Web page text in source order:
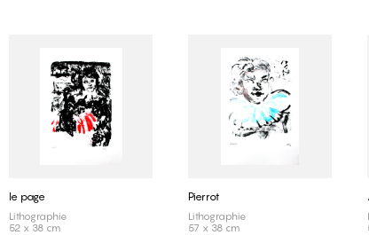
le page
Lithographie
52 x 38 cm
Pierrot
Lithographie
57 x 38 cm